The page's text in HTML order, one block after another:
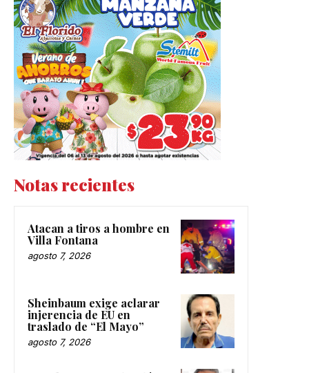
Notas recientes
Atacan a tiros a hombre en
Villa Fontana
agosto 7, 2026
Sheinbaum exige aclarar
injerencia de EU en
traslado de “El Mayo”
agosto 7, 2026